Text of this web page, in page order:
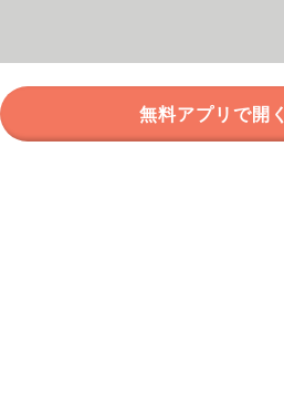
無料アプリで開く